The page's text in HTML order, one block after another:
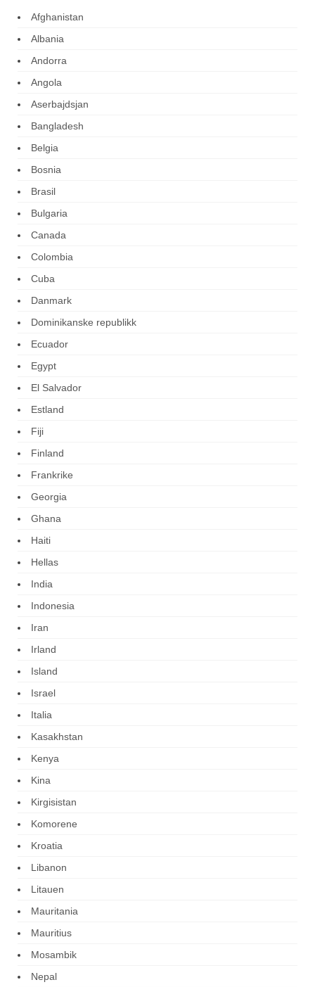
Afghanistan
Albania
Andorra
Angola
Aserbajdsjan
Bangladesh
Belgia
Bosnia
Brasil
Bulgaria
Canada
Colombia
Cuba
Danmark
Dominikanske republikk
Ecuador
Egypt
El Salvador
Estland
Fiji
Finland
Frankrike
Georgia
Ghana
Haiti
Hellas
India
Indonesia
Iran
Irland
Island
Israel
Italia
Kasakhstan
Kenya
Kina
Kirgisistan
Komorene
Kroatia
Libanon
Litauen
Mauritania
Mauritius
Mosambik
Nepal